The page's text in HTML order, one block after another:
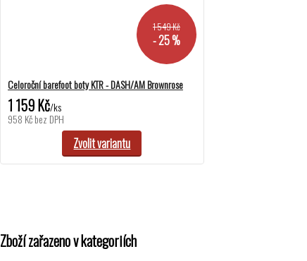
1 549 Kč
- 25 %
Celoroční barefoot boty KTR - DASH/AM Brownrose
1 159 Kč/ks
958 Kčbez DPH
Zvolit variantu
Zboží zařazeno v kategoriích